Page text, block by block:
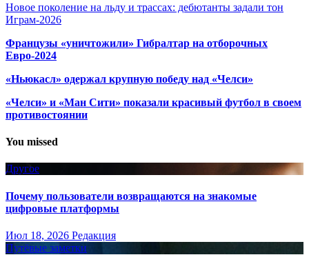
Новое поколение на льду и трассах: дебютанты задали тон
Играм-2026
Французы «уничтожили» Гибралтар на отборочных
Евро-2024
«Ньюкасл» одержал крупную победу над «Челси»
«Челси» и «Ман Сити» показали красивый футбол в своем
противостоянии
You missed
Другое
Почему пользователи возвращаются на знакомые
цифровые платформы
Июл 18, 2026 Редакция
Путёвые заметки